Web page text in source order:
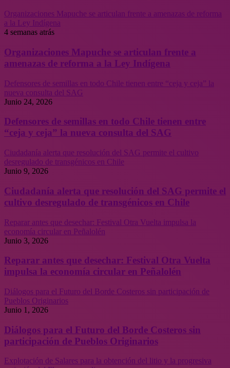
Organizaciones Mapuche se articulan frente a amenazas de reforma
a la Ley Indígena
4 semanas atrás
Organizaciones Mapuche se articulan frente a
amenazas de reforma a la Ley Indígena
Defensores de semillas en todo Chile tienen entre “ceja y ceja” la
nueva consulta del SAG
Junio 24, 2026
Defensores de semillas en todo Chile tienen entre
“ceja y ceja” la nueva consulta del SAG
Ciudadanía alerta que resolución del SAG permite el cultivo
desregulado de transgénicos en Chile
Junio 9, 2026
Ciudadanía alerta que resolución del SAG permite el
cultivo desregulado de transgénicos en Chile
Reparar antes que desechar: Festival Otra Vuelta impulsa la
economía circular en Peñalolén
Junio 3, 2026
Reparar antes que desechar: Festival Otra Vuelta
impulsa la economía circular en Peñalolén
Diálogos para el Futuro del Borde Costeros sin participación de
Pueblos Originarios
Junio 1, 2026
Diálogos para el Futuro del Borde Costeros sin
participación de Pueblos Originarios
Explotación de Salares para la obtención del litio y la progresiva